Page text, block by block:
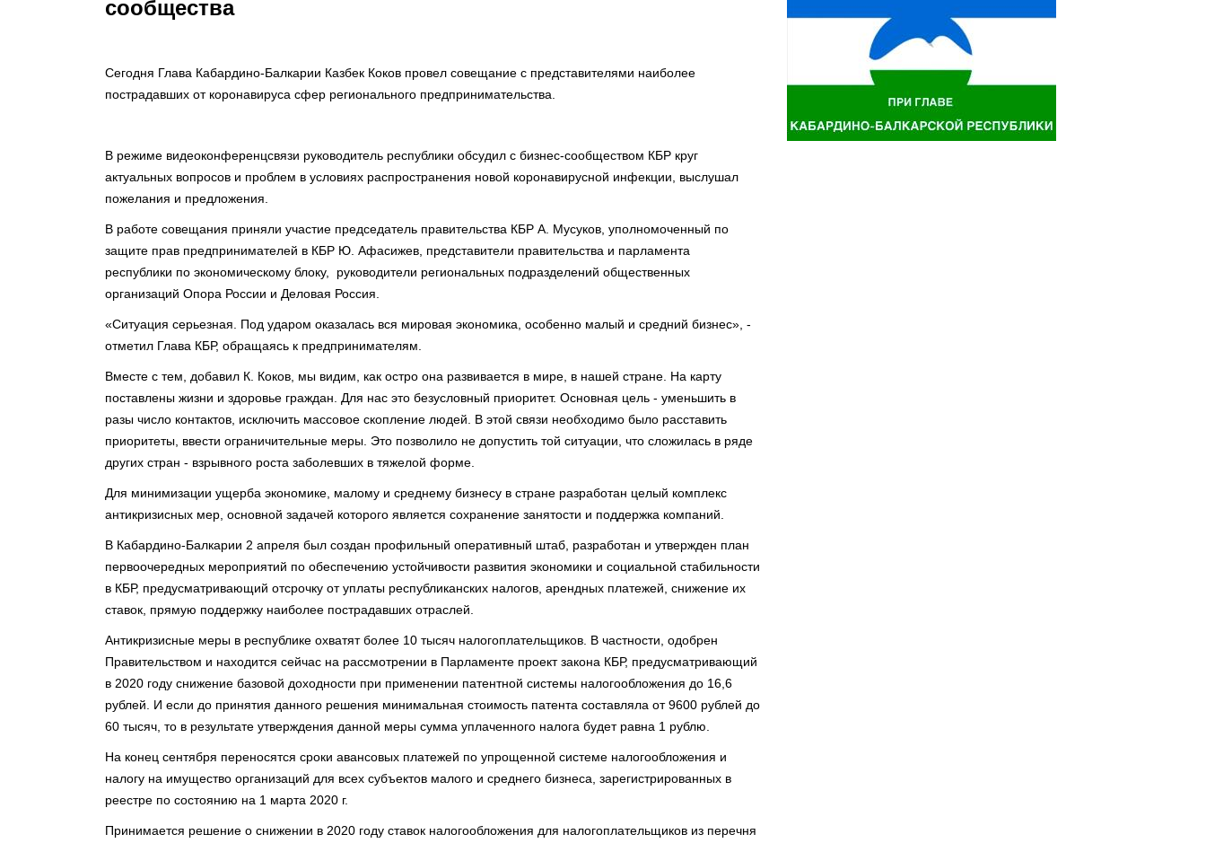
сообщества
Сегодня Глава Кабардино-Балкарии Казбек Коков провел совещание с представителями наиболее
пострадавших от коронавируса сфер регионального предпринимательства.
В режиме видеоконференцсвязи руководитель республики обсудил с бизнес-сообществом КБР круг
актуальных вопросов и проблем в условиях распространения новой коронавирусной инфекции, выслушал
пожелания и предложения.
В работе совещания приняли участие председатель правительства КБР А. Мусуков, уполномоченный по
защите прав предпринимателей в КБР Ю. Афасижев, представители правительства и парламента
республики по экономическому блоку, руководители региональных подразделений общественных
организаций Опора России и Деловая Россия.
«Ситуация серьезная. Под ударом оказалась вся мировая экономика, особенно малый и средний бизнес», -
отметил Глава КБР, обращаясь к предпринимателям.
Вместе с тем, добавил К. Коков, мы видим, как остро она развивается в мире, в нашей стране. На карту
поставлены жизни и здоровье граждан. Для нас это безусловный приоритет. Основная цель - уменьшить в
разы число контактов, исключить массовое скопление людей. В этой связи необходимо было расставить
приоритеты, ввести ограничительные меры. Это позволило не допустить той ситуации, что сложилась в ряде
других стран - взрывного роста заболевших в тяжелой форме.
Для минимизации ущерба экономике, малому и среднему бизнесу в стране разработан целый комплекс
антикризисных мер, основной задачей которого является сохранение занятости и поддержка компаний.
В Кабардино-Балкарии 2 апреля был создан профильный оперативный штаб, разработан и утвержден план
первоочередных мероприятий по обеспечению устойчивости развития экономики и социальной стабильности
в КБР, предусматривающий отсрочку от уплаты республиканских налогов, арендных платежей, снижение их
ставок, прямую поддержку наиболее пострадавших отраслей.
Антикризисные меры в республике охватят более 10 тысяч налогоплательщиков. В частности, одобрен
Правительством и находится сейчас на рассмотрении в Парламенте проект закона КБР, предусматривающий
в 2020 году снижение базовой доходности при применении патентной системы налогообложения до 16,6
рублей. И если до принятия данного решения минимальная стоимость патента составляла от 9600 рублей до
60 тысяч, то в результате утверждения данной меры сумма уплаченного налога будет равна 1 рублю.
На конец сентября переносятся сроки авансовых платежей по упрощенной системе налогообложения и
налогу на имущество организаций для всех субъектов малого и среднего бизнеса, зарегистрированных в
реестре по состоянию на 1 марта 2020 г.
Принимается решение о снижении в 2020 году ставок налогообложения для налогоплательщиков из перечня